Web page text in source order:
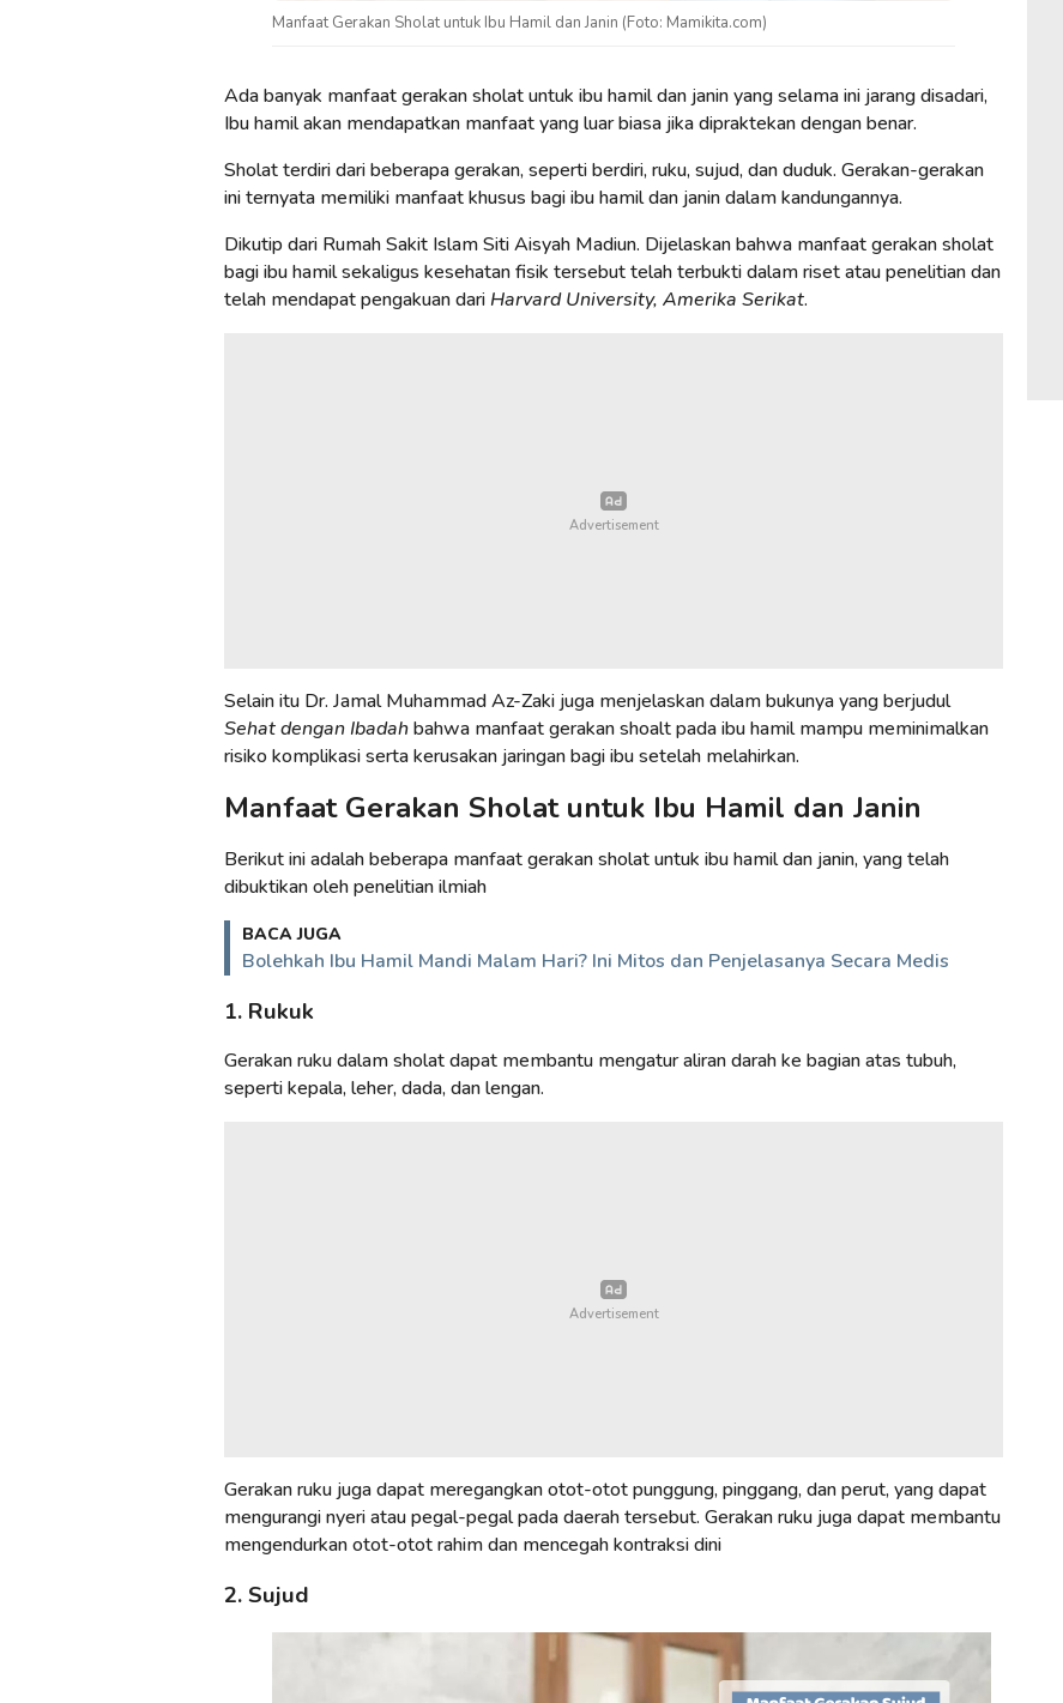
Manfaat Gerakan Sholat untuk Ibu Hamil dan Janin (Foto: Mamikita.com)
Ada banyak manfaat gerakan sholat untuk ibu hamil dan janin yang selama ini jarang disadari,
Ibu hamil akan mendapatkan manfaat yang luar biasa jika dipraktekan dengan benar.
Sholat terdiri dari beberapa gerakan, seperti berdiri, ruku, sujud, dan duduk. Gerakan-gerakan
ini ternyata memiliki manfaat khusus bagi ibu hamil dan janin dalam kandungannya.
Dikutip dari Rumah Sakit Islam Siti Aisyah Madiun. Dijelaskan bahwa manfaat gerakan sholat
bagi ibu hamil sekaligus kesehatan fisik tersebut telah terbukti dalam riset atau penelitian dan
telah mendapat pengakuan dari Harvard University, Amerika Serikat.
Selain itu Dr. Jamal Muhammad Az-Zaki juga menjelaskan dalam bukunya yang berjudul
Sehat dengan Ibadahbahwa manfaat gerakan shoalt pada ibu hamil mampu meminimalkan
risiko komplikasi serta kerusakan jaringan bagi ibu setelah melahirkan.
Manfaat Gerakan Sholat untuk Ibu Hamil dan Janin
Berikut ini adalah beberapa manfaat gerakan sholat untuk ibu hamil dan janin, yang telah
dibuktikan oleh penelitian ilmiah
BACA JUGA
Bolehkah Ibu Hamil Mandi Malam Hari? Ini Mitos dan Penjelasanya Secara Medis
1. Rukuk
Gerakan ruku dalam sholat dapat membantu mengatur aliran darah ke bagian atas tubuh,
seperti kepala, leher, dada, dan lengan.
Gerakan ruku juga dapat meregangkan otot-otot punggung, pinggang, dan perut, yang dapat
mengurangi nyeri atau pegal-pegal pada daerah tersebut. Gerakan ruku juga dapat membantu
mengendurkan otot-otot rahim dan mencegah kontraksi dini
2. Sujud